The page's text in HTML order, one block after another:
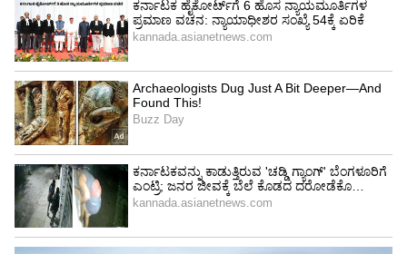
ಮಡಿಕೆಗಳಿಲ್ಲದೆ ನೀಟಾಗಿ ಹ್ಯಾಂಗರ್ ಮೇಲೆ ಒಣಗಿಸಿ, ಅದು
ಸಂಪೂರ್ಣವಾಗಿ ಡ್ರೈ ಆದರೆ, 5 ರಿಂದ 8 ಬಾರಿಯವರೆಗೆ
ಬಳಸಬಹುದು. ಆದರೆ, ನಿಮ್ಮ ಮನೆಯಲ್ಲಿ ಟವೆಲ್ ಅನ್ನು
ನೆಲದ ಮೇಲೆ ಅಥವಾ ಬೆಡ್ ಮೇಲೆ ಹಾಗೇ ಮುದ್ದೆ ಮಾಡಿ
ಹಾಕುವ ಅಭ್ಯಾಸವಿದ್ದರೆ, ಪ್ರತಿ ಬಳಕೆಯ ನಂತರ
ತೊಳೆಯುವುದೇ ಒಳ್ಳೆಯದು.